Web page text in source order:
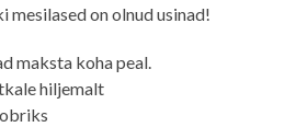
on olnud usinad!
maksta koha peal.
hiljemalt